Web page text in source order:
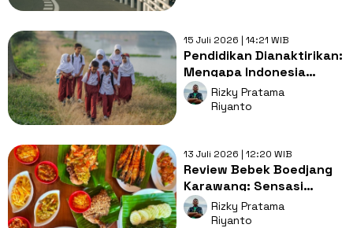
15 Juli 2026 | 14:21 WIB
Pendidikan Dianaktirikan:
Mengapa Indonesia
Masih Pelit Investasi
pada Otak Rakyatnya?
Rizky Pratama
Riyanto
13 Juli 2026 | 12:20 WIB
Review Bebek Boedjang
Karawang: Sensasi
Bebek Jumbo Daging
Empuk Rp50 Ribu
Rizky Pratama
Riyanto